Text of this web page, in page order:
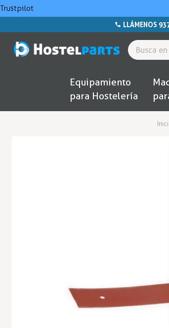
Trustpilot
LLÁMENOS
Equipamiento
para Hostelería